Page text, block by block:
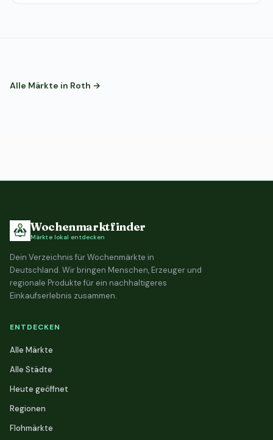
Alle Märkte in Roth →
Wochenmarktfinder
Märkte lokal entdecken
Dein Verzeichnis für Wochenmärkte in
Deutschland. Wir bringen Menschen, Erzeuger und
regionale Produkte für ein nachhaltigeres
Einkaufserlebnis zusammen.
ENTDECKEN
Alle Märkte
Alle Städte
Heute geöffnet
Regionen
Flohmärkte